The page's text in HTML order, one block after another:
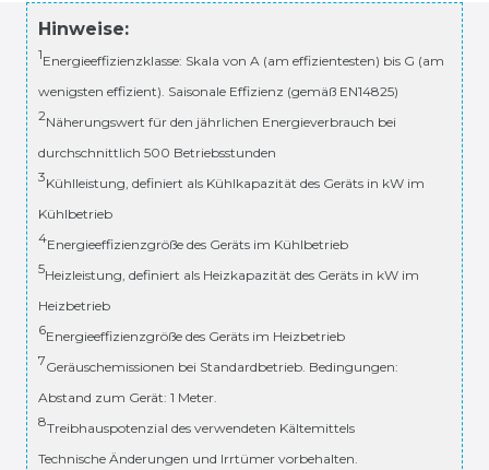
Hinweise:
1Energieeffizienzklasse: Skala von A (am effizientesten) bis G (am
wenigsten effizient). Saisonale Effizienz (gemäß EN14825)
2Näherungswert für den jährlichen Energieverbrauch bei
durchschnittlich 500 Betriebsstunden
3Kühlleistung, definiert als Kühlkapazität des Geräts in kW im
Kühlbetrieb
4Energieeffizienzgröße des Geräts im Kühlbetrieb
5Heizleistung, definiert als Heizkapazität des Geräts in kW im
Heizbetrieb
6Energieeffizienzgröße des Geräts im Heizbetrieb
7Geräuschemissionen bei Standardbetrieb. Bedingungen:
Abstand zum Gerät: 1 Meter.
8Treibhauspotenzial des verwendeten Kältemittels
Technische Änderungen und Irrtümer vorbehalten.